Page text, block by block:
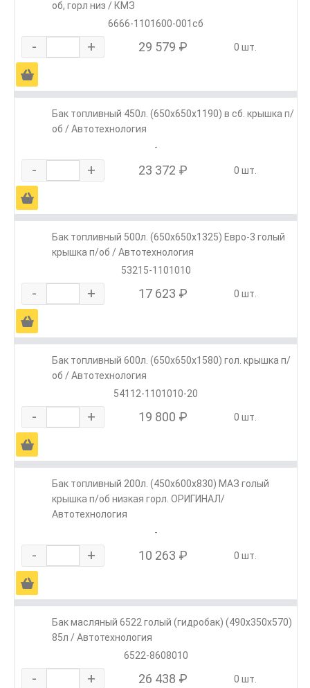
об, горл низ / КМЗ
6666-1101600-001сб
- + 29 579 ₽ 0 шт.
Ä
Бак топливный 450л. (650х650х1190) в сб. крышка п/
об / Автотехнология
-
- + 23 372 ₽ 0 шт.
Ä
Бак топливный 500л. (650х650х1325) Евро-3 голый
крышка п/об / Автотехнология
53215-1101010
- + 17 623 ₽ 0 шт.
Ä
Бак топливный 600л. (650х650х1580) гол. крышка п/
об / Автотехнология
54112-1101010-20
- + 19 800 ₽ 0 шт.
Ä
Бак топливный 200л. (450х600х830) МАЗ голый
крышка п/об низкая горл. ОРИГИНАЛ/
Автотехнология
-
- + 10 263 ₽ 0 шт.
Ä
Бак масляный 6522 голый (гидробак) (490х350х570)
85л / Автотехнология
6522-8608010
- + 26 438 ₽ 0 шт.